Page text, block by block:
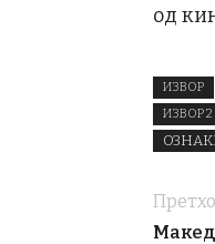
од
ИЗВОР
ИЗВОР 2